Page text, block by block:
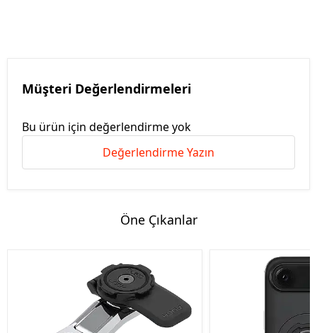
Müşteri Değerlendirmeleri
Bu ürün için değerlendirme yok
Değerlendirme Yazın
Öne Çıkanlar